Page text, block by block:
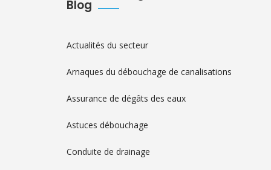
Blog
Actualités du secteur
Arnaques du débouchage de canalisations
Assurance de dégâts des eaux
Astuces débouchage
Conduite de drainage